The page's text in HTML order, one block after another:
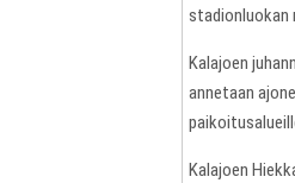
stadionluokan
Kalajoen
annetaan
Kalajoen